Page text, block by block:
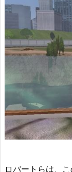
ロバートらは、